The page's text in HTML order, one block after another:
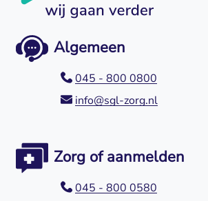
Algemeen
045 - 800 0800
info@sgl-zorg.nl
Zorg of aanmelden
045 - 800 0580